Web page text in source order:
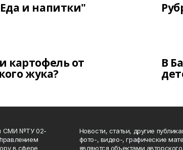
и напитки"
картофель от
жука?
В
СМИ №ТУ 02-
в сфере
Новости, статьи, другие
фото-, видео-, графические
являются объектами